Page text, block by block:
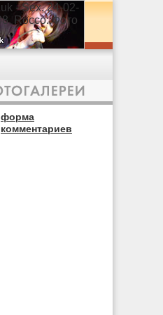
форма
комментариев